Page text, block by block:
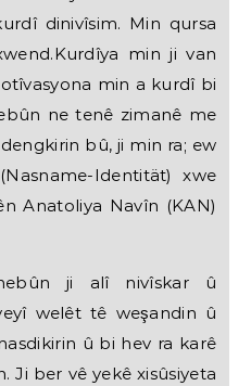
dinivîsim. Min qursa
min ji van
min a kurdî bi
ne tenê zimanê me
bû, ji min ra; ew
Identität) xwe
Anatoliya Navîn (KAN)
ji alî nivîskar û
welêt tê weşandin û
û bi hev ra karê
Ji ber vê yekê xisûsiyeta